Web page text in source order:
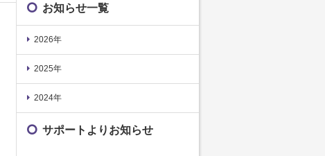
お知らせ一覧
2026年
2025年
2024年
サポートよりお知らせ